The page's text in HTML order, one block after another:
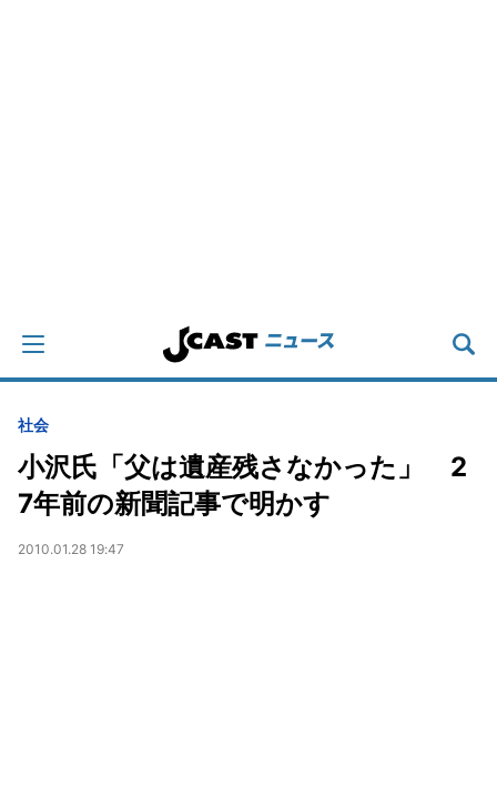
社会
小沢氏「父は遺産残さなかった」 2
7年前の新聞記事で明かす
2010.01.28 19:47